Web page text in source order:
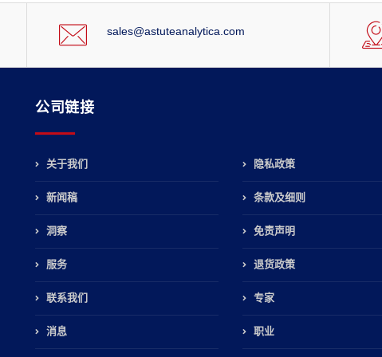
sales@astuteanalytica.com
公司链接
关于我们
新闻稿
洞察
服务
联系我们
消息
隐私政策
条款及细则
免责声明
退货政策
专家
职业